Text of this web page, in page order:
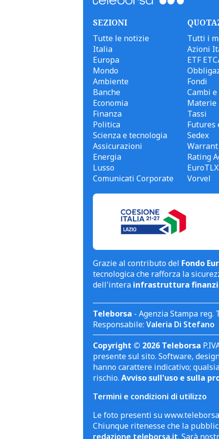
SEZIONI
Tutte le notizie
Italia
Europa
Mondo
Ambiente
Banche
Economia
Finanza
Politica
Scienza e tecnologia
Assicurazioni
Energia
Lusso
Comunicati Corporate
Tutti i
Azioni
ETF
Fondi
Cambi
Materie
Tassi
Futures
Sedex
Warrant
Rating
EuroTLX
Vorvel
Grazie al contributo del Fondo
tecnologica che rafforza la
dell'intera infrastruttura
Teleborsa - Agenzia Stampa
Responsabile: Valeria Di Stefano
Copyright © 2026 Teleborsa
presente sul sito. Software,
hanno carattere indicativo;
rischio. Avviso sull'uso e sulla
Termini e condizioni di utilizzo
Le foto presenti su
Chiunque ritenesse che la
redazione teleborsa.it. Sarà